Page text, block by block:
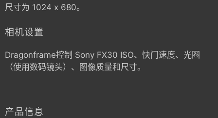
尺寸为 1024 x 680。
相机设置
Dragonframe控制 Sony FX30 ISO、快门速度、光圈
（使用数码镜头）、图像质量和尺寸。
产品信息